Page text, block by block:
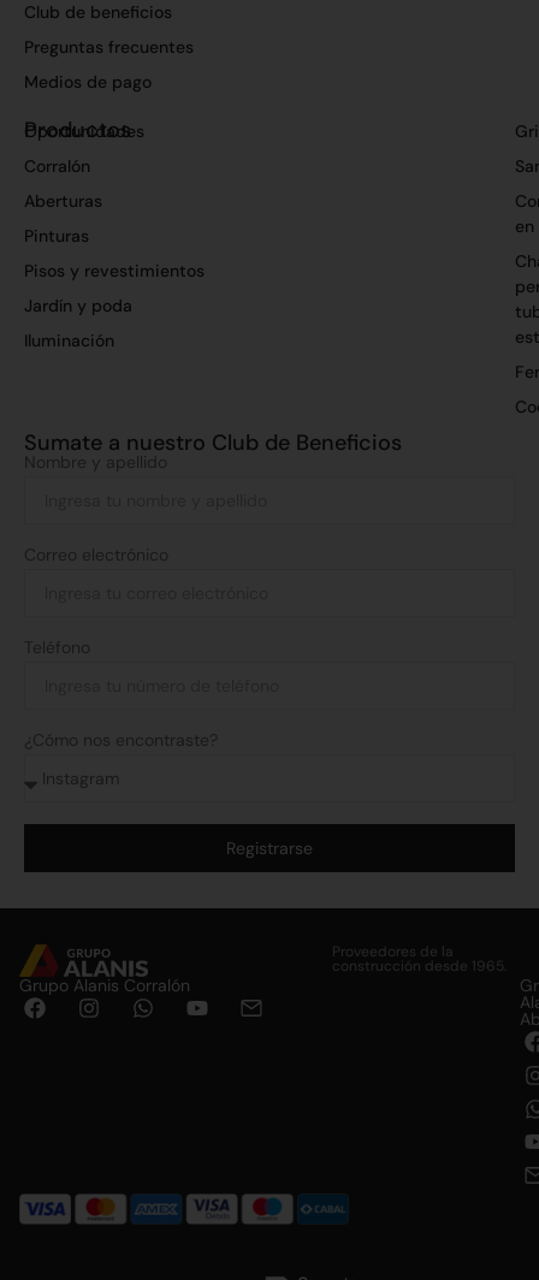
Club de beneficios
Preguntas frecuentes
Medios de pago
Productos
Oportunidades
Corralón
Aberturas
Pinturas
Pisos y revestimientos
Jardín y poda
Iluminación
en
Sumate a nuestro Club de Beneficios
Nombre y apellido
Correo electrónico
Teléfono
¿Cómo nos encontraste?
Registrarse
Proveedores de la
construcción desde 1965.
Grupo Alanis Corralón